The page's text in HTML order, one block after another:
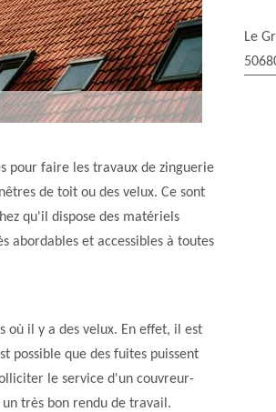
pour faire les travaux de zinguerie
de toit ou des velux. Ce sont
qu'il dispose des matériels
abordables et accessibles à toutes
où il y a des velux. En effet, il est
possible que des fuites puissent
le service d'un couvreur-
très bon rendu de travail.
Le